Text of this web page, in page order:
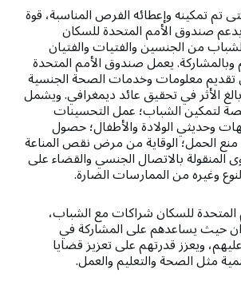
تم تمكينه وإعطائه الفرص المناسبة، قوة
يدعم صندوق الأمم المتحدة للسكان
من الجنسين والفتيات والفتيان
وبالمشاركة. يعمل صندوق الأمم المتحدة
معلومات وخدمات الصحة الجنسية
بالغ الأثر في تحقيق عائد ديمغرافي. ويشمل
لتمكين الشباب؛ عمل التحسينات
وحديثي الولادة والأطفال؛ حصول
الحمل؛ الوقاية من مرض نقص المناعة
المنقولة بالاتصال الجنسي والقضاء على
وغيره من الممارسات الضارة.
للسكان شراكات مع الشباب،
حيث يساعدهم على المشاركة في
ويعزز قدرتهم على تعزيز قضايا
مثل الصحة والتعليم والعمل.